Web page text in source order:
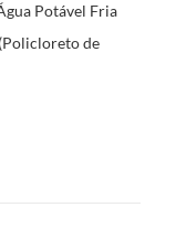
Potável Fria
de